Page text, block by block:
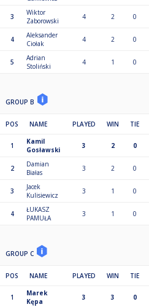
3
Wiktor
Zaborowski
4 2 0
4
Aleksander
Ciołak
4 2 0
5
Adrian
Stoliński
4 1 0
GROUP B
POS NAME PLAYED WIN TIE
1
Kamil
Gosławski
3 2 0
2
Damian
Białas
3 2 0
3
Jacek
Kulisiewicz
3 1 0
4
ŁUKASZ
PAMUŁA
3 1 0
GROUP C
POS NAME PLAYED WIN TIE
1
Marek
Kępa
3 3 0